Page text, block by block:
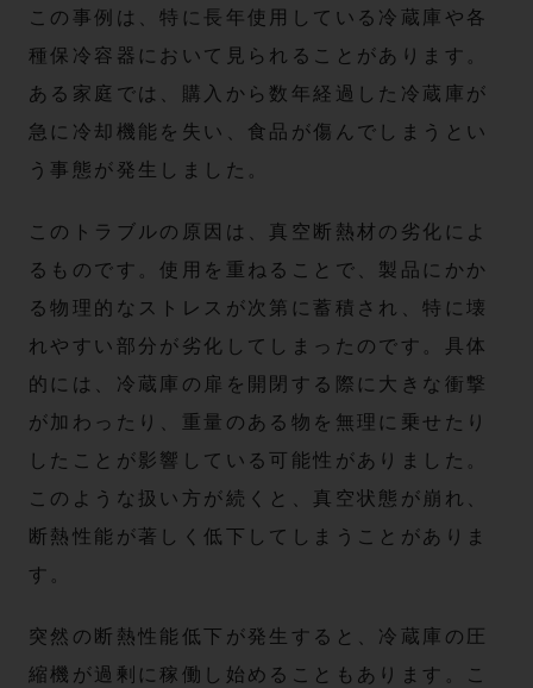
この事例は、特に長年使用している冷蔵庫や各
種保冷容器において見られることがあります。
ある家庭では、購入から数年経過した冷蔵庫が
急に冷却機能を失い、食品が傷んでしまうとい
う事態が発生しました。
このトラブルの原因は、真空断熱材の劣化によ
るものです。使用を重ねることで、製品にかか
る物理的なストレスが次第に蓄積され、特に壊
れやすい部分が劣化してしまったのです。具体
的には、冷蔵庫の扉を開閉する際に大きな衝撃
が加わったり、重量のある物を無理に乗せたり
したことが影響している可能性がありました。
このような扱い方が続くと、真空状態が崩れ、
断熱性能が著しく低下してしまうことがありま
す。
突然の断熱性能低下が発生すると、冷蔵庫の圧
縮機が過剰に稼働し始めることもあります。こ